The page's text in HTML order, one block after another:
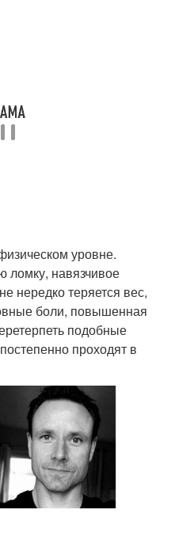
уровне.
ломку, навязчивое
нередко теряется вес,
боли, повышенная
подобные
проходят в